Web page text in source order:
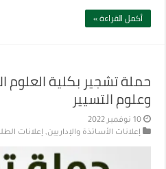
أكمل القراءة »
حملة تشجير بكلية العلوم
وعلوم التسيير
10 نوفمبر 2022
إعلانات الأساتذة والإداريين, إعلانات